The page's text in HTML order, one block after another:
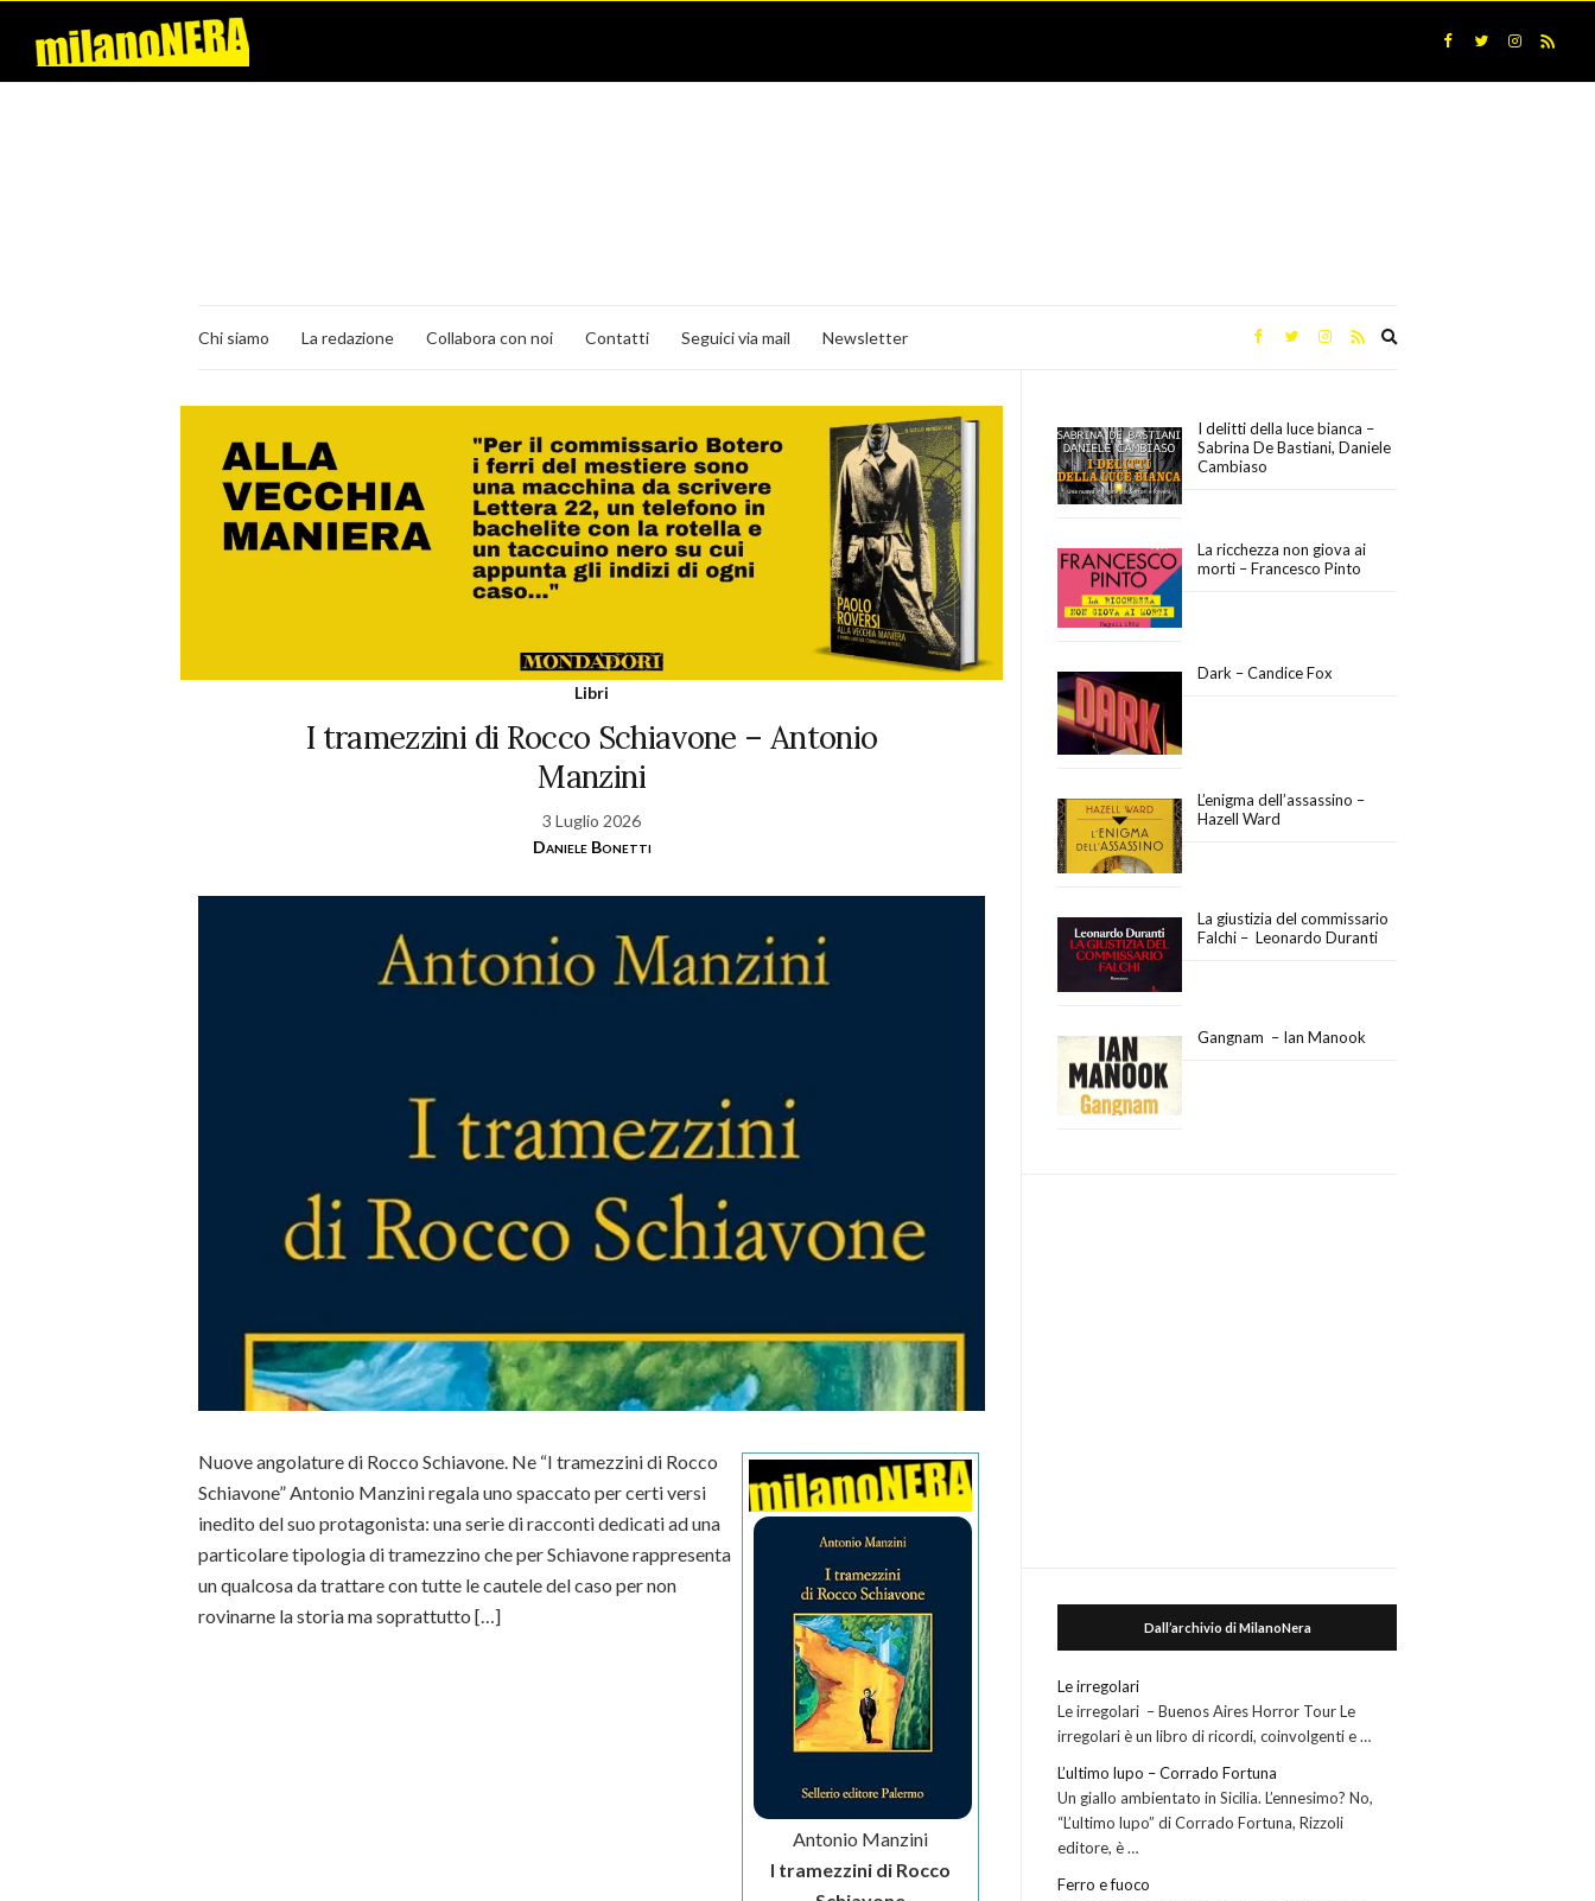
Chi siamo La redazione Collabora con noi Contatti Seguici via mail Newsletter
Libri
I tramezzini di Rocco Schiavone – Antonio
Manzini
3 Luglio 2026
Daniele Bonetti
Antonio Manzini
I tramezzini di Rocco
Nuove angolature di Rocco Schiavone. Ne “I tramezzini di Rocco
Schiavone” Antonio Manzini regala uno spaccato per certi versi
inedito del suo protagonista: una serie di racconti dedicati ad una
particolare tipologia di tramezzino che per Schiavone rappresenta
un qualcosa da trattare con tutte le cautele del caso per non
rovinarne la storia ma soprattutto […]
I delitti della luce bianca –
Sabrina De Bastiani, Daniele
Cambiaso
La ricchezza non giova ai
morti – Francesco Pinto
Dark – Candice Fox
L’enigma dell’assassino –
Hazell Ward
La giustizia del commissario
Falchi – Leonardo Duranti
Gangnam – Ian Manook
Dall’archivio di MilanoNera
Le irregolari
Le irregolari – Buenos Aires Horror Tour Le
irregolari è un libro di ricordi, coinvolgenti e …
L’ultimo lupo – Corrado Fortuna
Un giallo ambientato in Sicilia. L’ennesimo? No,
“L’ultimo lupo” di Corrado Fortuna, Rizzoli
editore, è …
Ferro e fuoco